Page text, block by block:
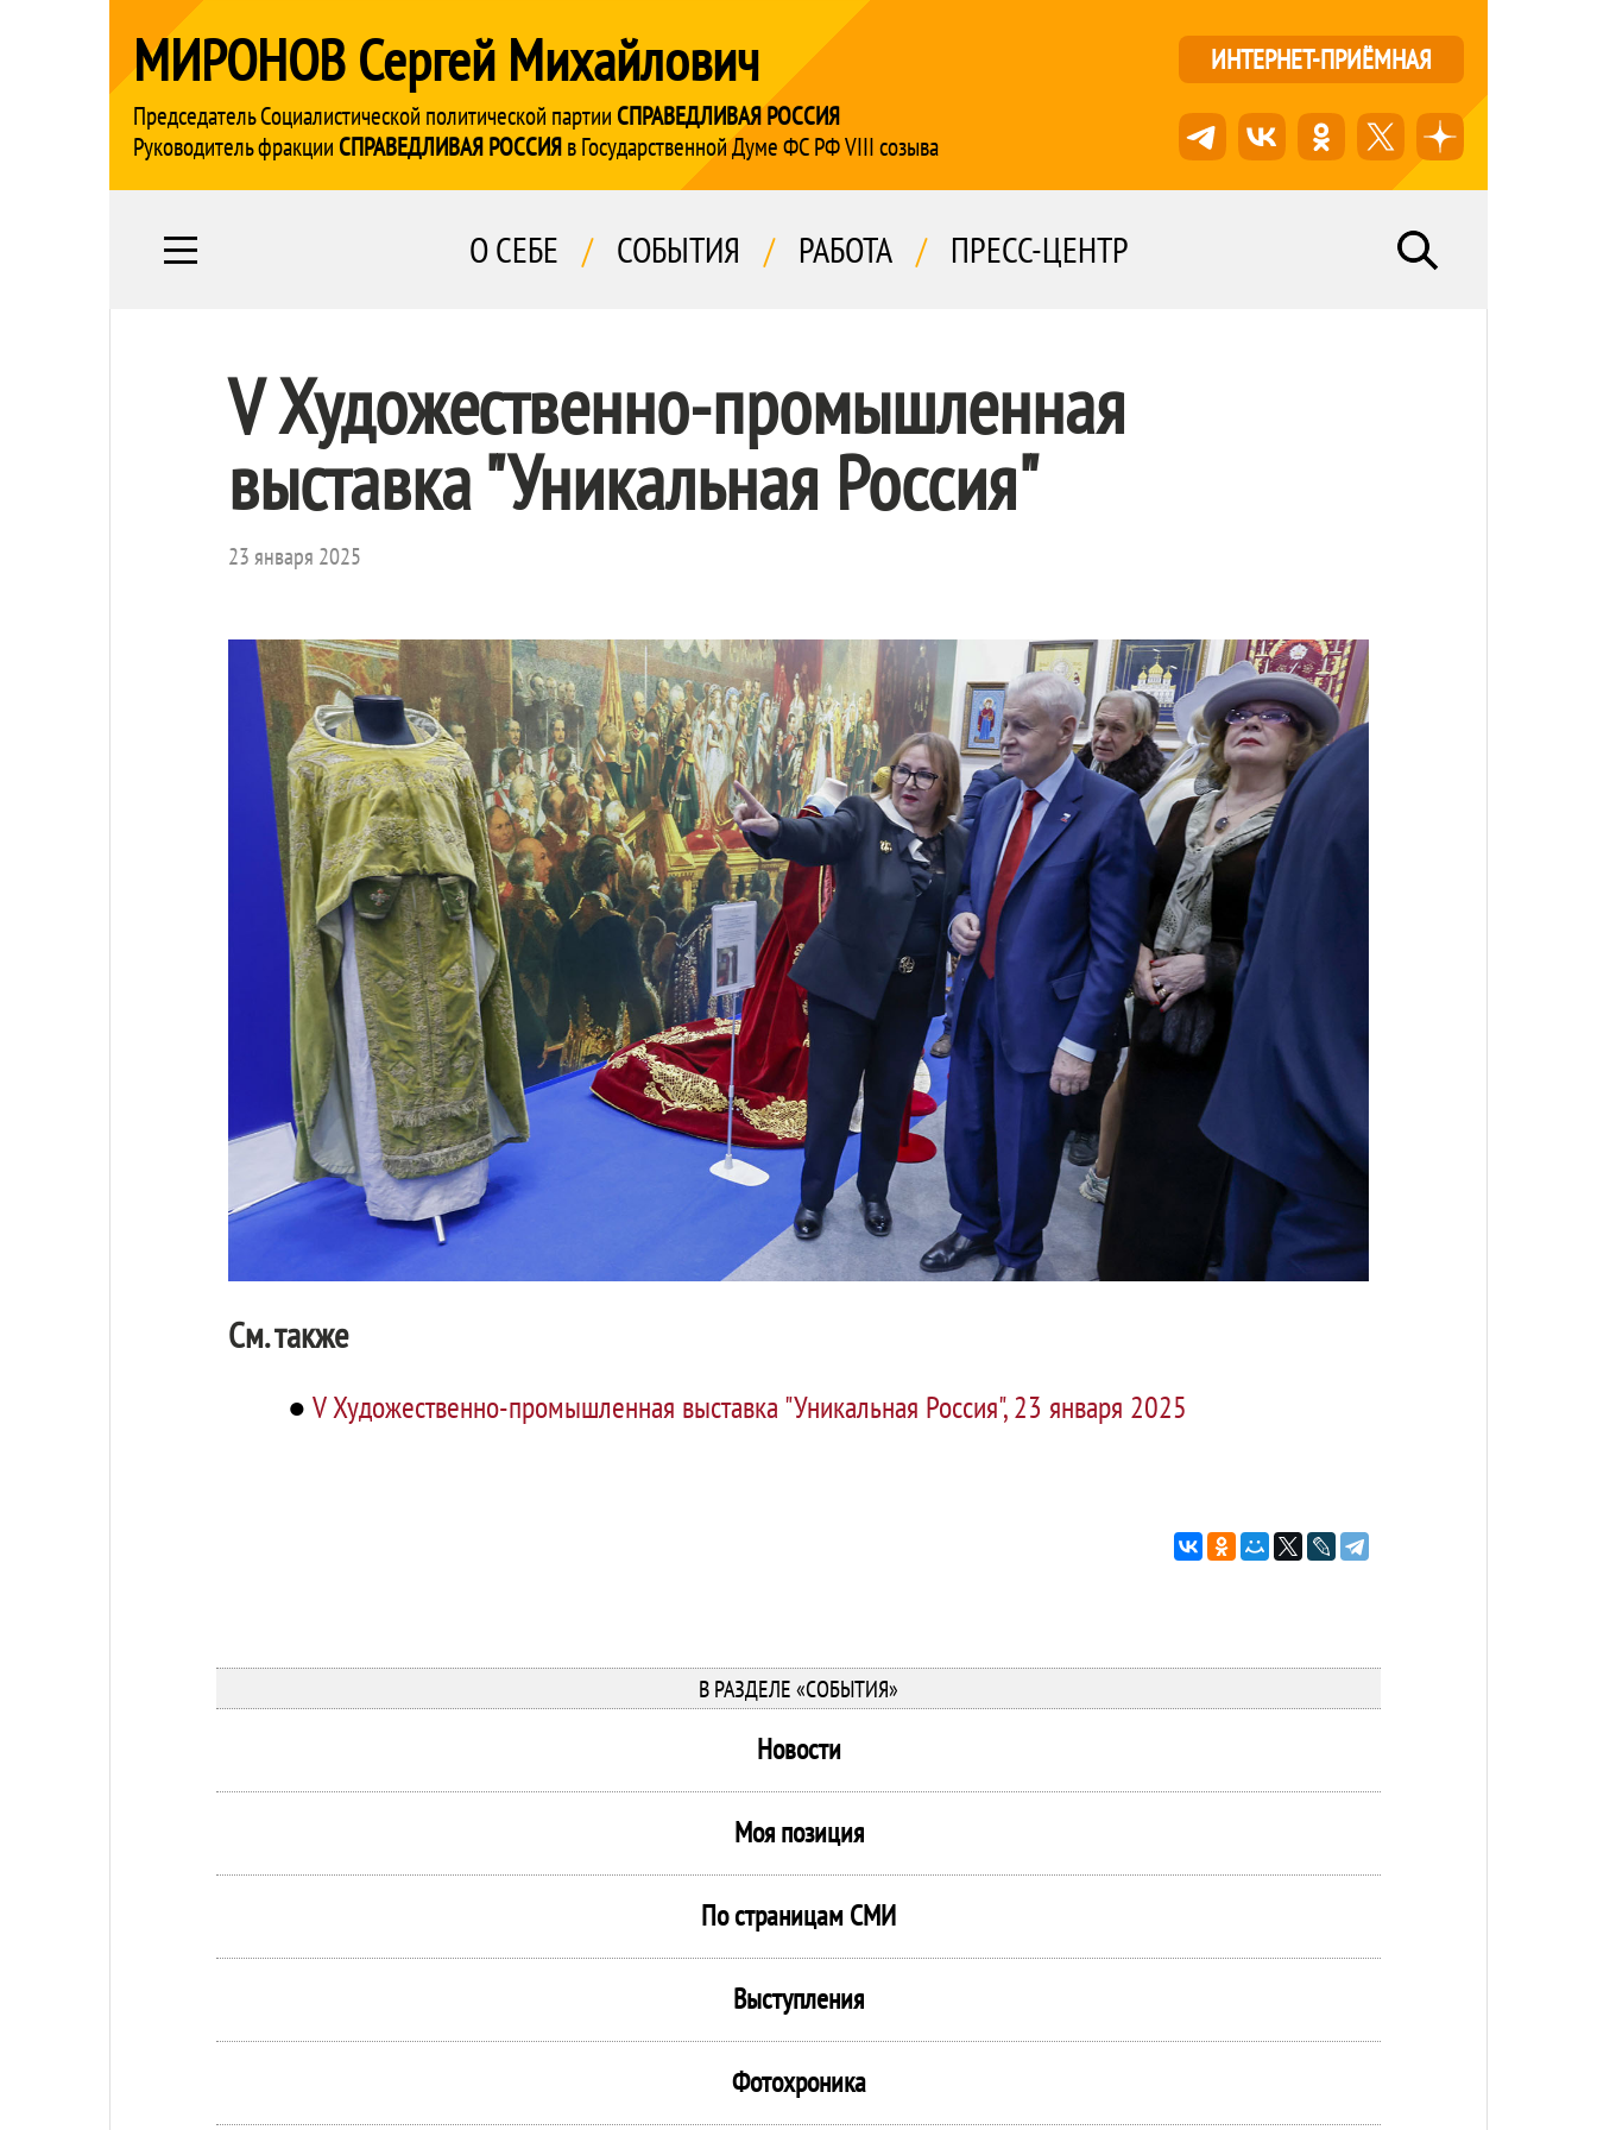
МИРОНОВ Сергей Михайлович
Председатель Социалистической политической партии СПРАВЕДЛИВАЯ РОССИЯ
Руководитель фракции СПРАВЕДЛИВАЯ РОССИЯв Государственной Думе ФС РФ VIII созыва
ИНТЕРНЕТ-ПРИЁМНАЯ
О СЕБЕ / СОБЫТИЯ / РАБОТА / ПРЕСС-ЦЕНТР
V Художественно-промышленная
выставка "Уникальная Россия"
23 января 2025
См. также
● V Художественно-промышленная выставка "Уникальная Россия", 23 января 2025
В РАЗДЕЛЕ «СОБЫТИЯ»
Новости
Моя позиция
По страницам СМИ
Выступления
Фотохроника